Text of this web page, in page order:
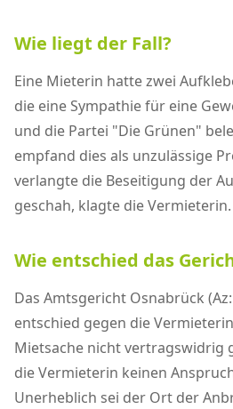
Wie liegt der Fall?
Eine Mieterin hatte zwei
die eine Sympathie für eine
und die Partei "Die Grünen"
empfand dies als unzulässige
verlangte die Beseitigung der
geschah, klagte die Vermieterin.
Wie entschied das
Das Amtsgericht Osnabrück
entschied gegen die
Mietsache nicht vertragswidrig
die Vermieterin keinen
Unerheblich sei der Ort der